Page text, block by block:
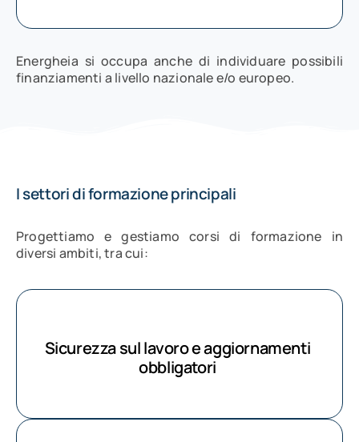
Energheia si occupa anche di individuare possibili
finanziamenti a livello nazionale e/o europeo.
I settori di formazione principali
Progettiamo e gestiamo corsi di formazione in
diversi ambiti, tra cui:
Sicurezza sul lavoro e aggiornamenti
obbligatori